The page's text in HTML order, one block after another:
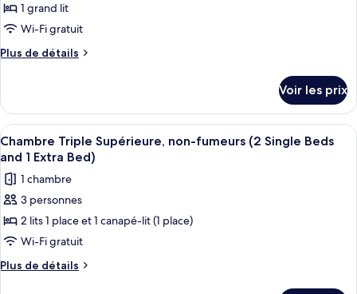
grand
lit,
non-
fumeurs
ce
type
chambre :
Supérieure,
1
grand
lit,
non-
fumeurs
1 grand lit
Wi-Fi gratuit
Plus de détails
Plus
le
type
de
chambre
Double
Supérieure,
grand
lit,
fumeurs
Voir les prix
Afficher
toutes
les
photos
pour
ce
type
de
Une chambre d’hôtel avec deux lits,
7
Chambre Triple Supérieure, non-fumeurs (2 Single Beds
and 1 Extra Bed)
1 chambre
3 personnes
2 lits 1 place et 1 canapé-lit (1 place)
Wi-Fi gratuit
Plus de détails
Plus